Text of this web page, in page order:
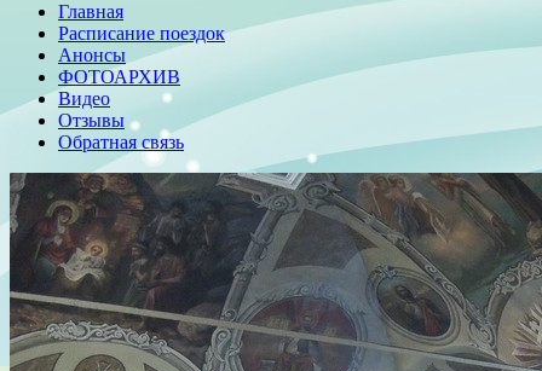
Главная
Расписание поездок
Анонсы
ФОТОАРХИВ
Видео
Отзывы
Обратная связь